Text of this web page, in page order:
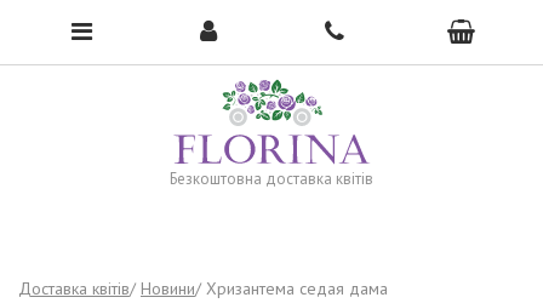
Безкоштовна доставка квітів
To open the menu, click here →
Доставка квітів Новини Хризантема седая дама